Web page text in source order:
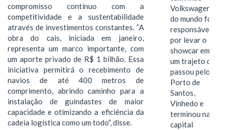
compromisso contínuo com a
competitividade e a sustentabilidade
através de investimentos constantes. “A
obra do cais, iniciada em janeiro,
representa um marco importante, com
um aporte privado de R$ 1 bilhão. Essa
iniciativa permitirá o recebimento de
navios de até 400 metros de
comprimento, abrindo caminho para a
instalação de guindastes de maior
capacidade e otimizando a eficiência da
cadeia logística como um todo”, disse.
Volkswagen
do mundo foi
responsável
por levar o
showcar em
um trajeto que
passou pelo
Porto de
Santos,
Vinhedo e
terminou na
capital